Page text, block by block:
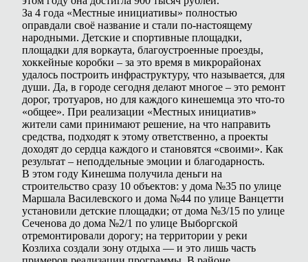
За 4 года «Местные инициативы» полностью
оправдали своё название и стали по-настоящему
народными. Детские и спортивные площадки,
площадки для воркаута, благоустроенные проезды,
хоккейные коробки – за это время в микрорайонах
удалось построить инфраструктуру, что называется, для
души. Да, в городе сегодня делают многое – это ремонт
дорог, тротуаров, но для каждого кинешемца это что-то
«общее». При реализации «Местных инициатив»
жители сами принимают решение, на что направить
средства, подходят к этому ответственно, а проекты
доходят до сердца каждого и становятся «своими». Как
результат – неподдельные эмоции и благодарность.
В этом году Кинешма получила деньги на
строительство сразу 10 объектов: у дома №35 по улице
Маршала Василевского и дома №44 по улице Ванцетти
установили детские площадки; от дома №3/15 по улице
Сеченова до дома №2/1 по улице Выборгской
отремонтировали дорогу; на территории у реки
Козлиха создали зону отдыха — и это лишь часть